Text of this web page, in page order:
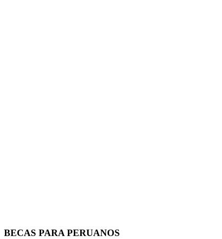
BECAS PARA PERUANOS